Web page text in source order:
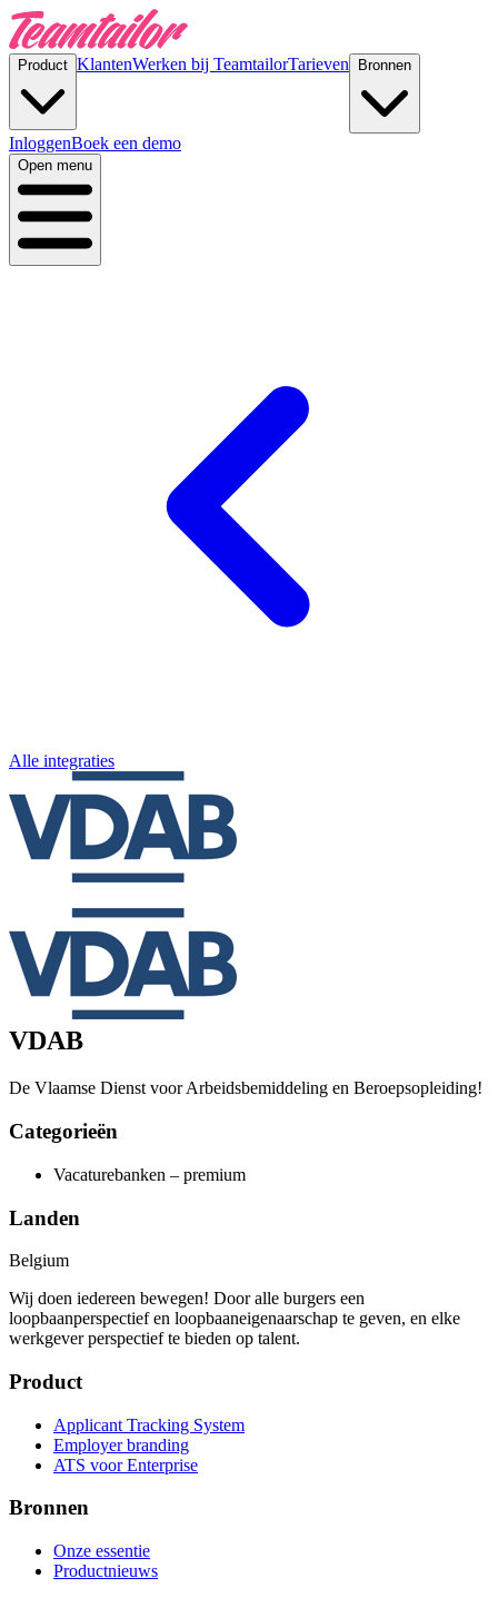
Product KlantenWerken bij TeamtailorTarieven Bronnen
InloggenBoek een demo
Open menu
Alle integraties
VDAB
De Vlaamse Dienst voor Arbeidsbemiddeling en Beroepsopleiding!
Categorieën
Vacaturebanken – premium
Landen
Belgium
Wij doen iedereen bewegen! Door alle burgers een
loopbaanperspectief en loopbaaneigenaarschap te geven, en elke
werkgever perspectief te bieden op talent.
Product
Applicant Tracking System
Employer branding
ATS voor Enterprise
Bronnen
Onze essentie
Productnieuws